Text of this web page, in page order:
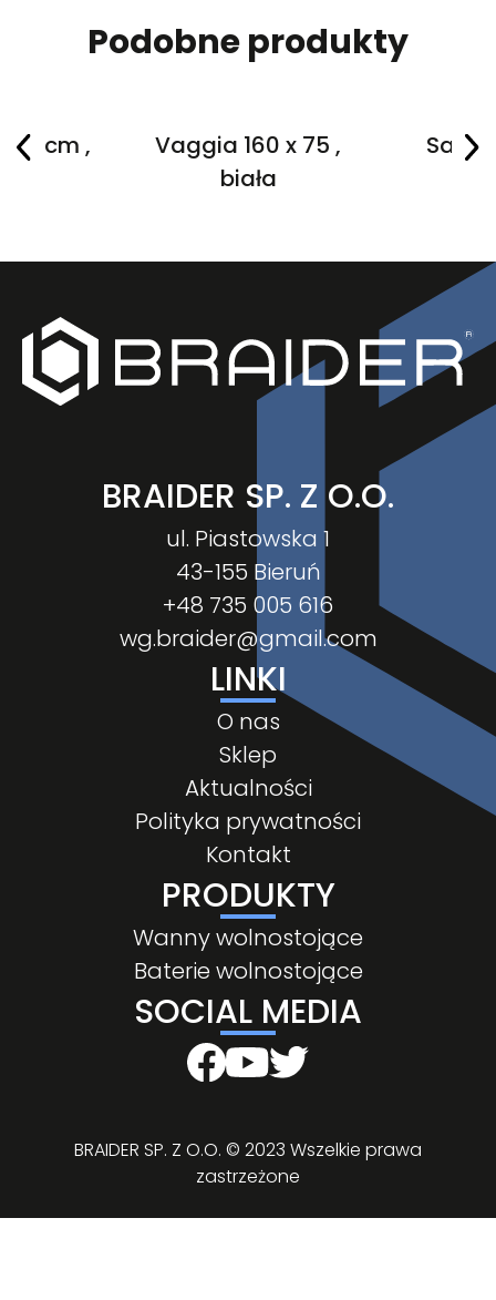
Podobne produkty
80 cm ,
Vaggia 160 x 75 ,
biała
BRAIDER SP. Z O.O.
ul. Piastowska 1
43-155 Bieruń
+48 735 005 616
wg.braider@gmail.com
LINKI
O nas
Sklep
Aktualności
Polityka prywatności
Kontakt
PRODUKTY
Wanny wolnostojące
Baterie wolnostojące
SOCIAL MEDIA
BRAIDER SP. Z O.O. © 2023 Wszelkie prawa
zastrzeżone